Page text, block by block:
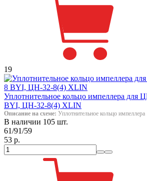
19
Уплотнительное кольцо импеллера для
BYI, ЦН-32-8(4) XLIN
Описание на схеме: Уплотнительное кольцо импеллера
В наличии 105 шт.
61/91/59
53 р.